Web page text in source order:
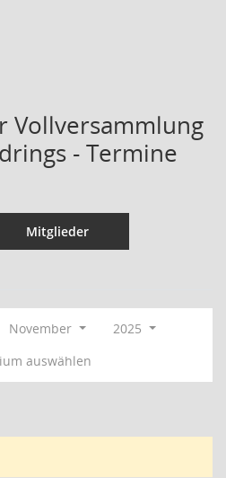
Vollversammlung
- Termine
Mitglieder
November
2025
auswählen